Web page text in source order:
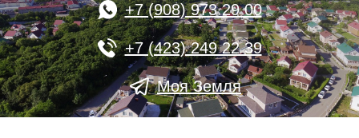
+7 (908) 973 29 00
+7 (423) 249 22 39
Моя Земля